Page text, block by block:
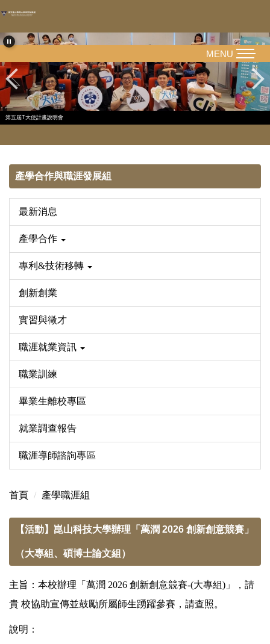
跳
主
內
容
區
第五屆T大使計畫說明會
MENU
產學合作與職涯發展組
最新消息
產學合作
專利&技術移轉
創新創業
實習與徵才
職涯就業資訊
職業訓練
畢業生離校專區
就業調查報告
職涯導師諮詢專區
首頁 產學職涯組
【活動】崑山科技大學辦理「萬潤 2026 創新創意競賽」
（大專組、碩博士論文組）
主旨：本校辦理「萬潤 2026 創新創意競賽-(大專組)」，請
貴 校協助宣傳並鼓勵所屬師生踴躍參賽，請查照。
說明：